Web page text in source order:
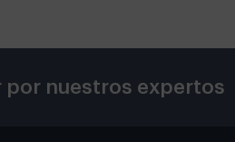
por nuestros expertos